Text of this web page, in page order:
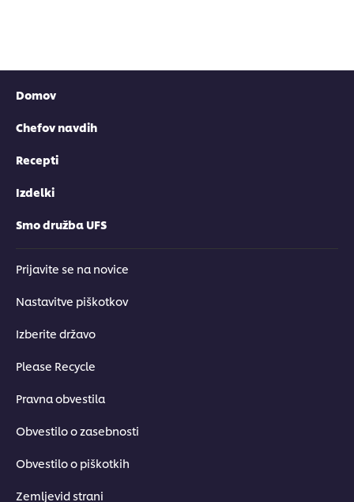
Domov
Chefov navdih
Recepti
Izdelki
Smo družba UFS
Prijavite se na novice
Nastavitve piškotkov
Izberite državo
Please Recycle
Pravna obvestila
Obvestilo o zasebnosti
Obvestilo o piškotkih
Zemljevid strani